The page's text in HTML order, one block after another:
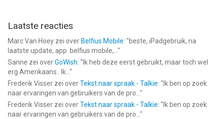
Laatste reacties
Marc Van Hoey zei over Belfius Mobile: "beste, iPadgebruik, na
laatste update, app. belfius mobile,... "
Sanne zei overGoWish: " Ik heb deze eerst gebruikt, maar toch wel
erg Amerikaans.. Ik... "
Frederik Visser zei overTekst naar spraak - Talkie: " Ik ben op zoek
naar ervaringen van gebruikers van de pro... "
Frederik Visser zei overTekst naar spraak - Talkie: " Ik ben op zoek
naar ervaringen van gebruikers van de pro... "